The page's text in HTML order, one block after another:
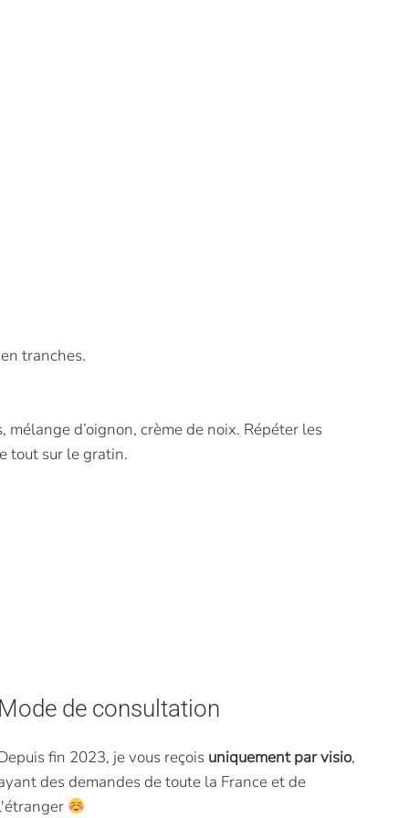
tranches.
d’oignon, crème de noix. Répéter les
tout sur le gratin.
Mode de consultation
fin 2023, je vous reçois uniquement par visio,
des demandes de toute la France et de